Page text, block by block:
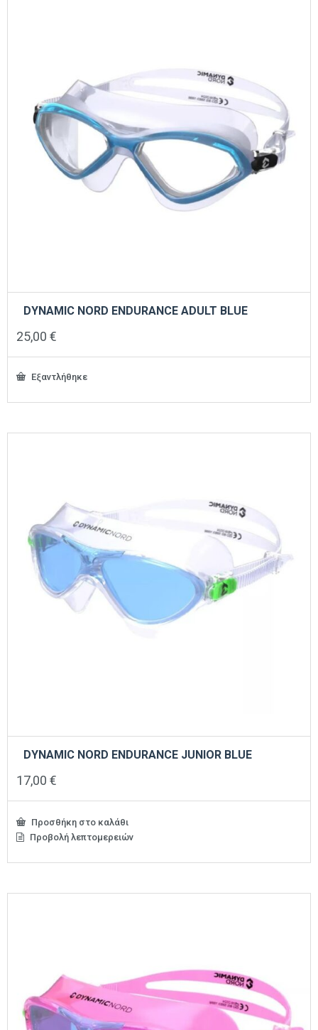
DYNAMIC NORD ENDURANCE ADULT BLUE
25,00 €
Εξαντλήθηκε
DYNAMIC NORD ENDURANCE JUNIOR BLUE
17,00 €
Προσθήκη στο καλάθι
Προβολή λεπτομερειών